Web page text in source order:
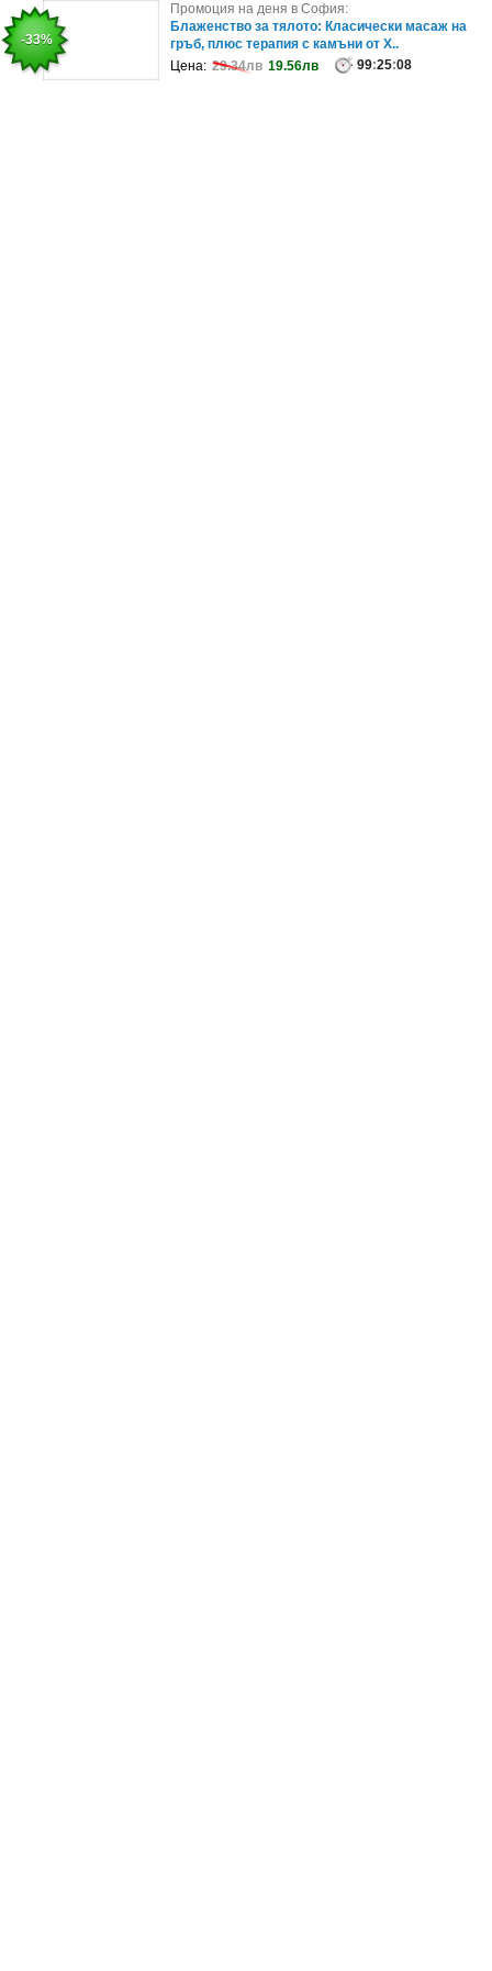
-10%
Промоция на деня в София:
Кино Арена The Mall представя прожекция на
Летен концерт на Андре Рийо пре..
Цена: 20.01лв 17.99лв 99:26:08
-33%
Промоция на деня в София:
Блаженство за тялото: Класически масаж на
гръб, плюс терапия с камъни от Х..
Цена: 29.34лв 19.56лв 99:25:08